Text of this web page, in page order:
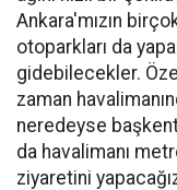
Ankara'mızın
otoparkları da
gidebilecekler.
zaman
neredeyse
da havalimanı
ziyaretini